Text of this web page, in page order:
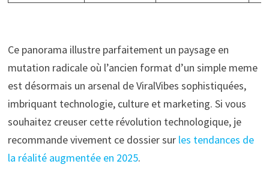
Ce panorama illustre parfaitement un paysage en
mutation radicale où l’ancien format d’un simple meme
est désormais un arsenal de ViralVibes sophistiquées,
imbriquant technologie, culture et marketing. Si vous
souhaitez creuser cette révolution technologique, je
recommande vivement ce dossier sur les tendances de
la réalité augmentée en 2025.